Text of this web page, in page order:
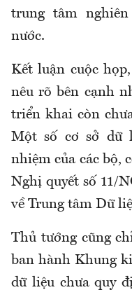
trung tâm
nước.
Kết luận cuộc họp,
nêu rõ bên cạnh
triển khai còn
Một số cơ sở dữ
nhiệm của các bộ,
Nghị quyết số 11/
về Trung tâm Dữ
Thủ tướng cũng
ban hành Khung
dữ liệu chưa quy